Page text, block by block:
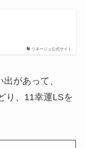
リネージュ公式サイト
があって、
り、11幸運LSを